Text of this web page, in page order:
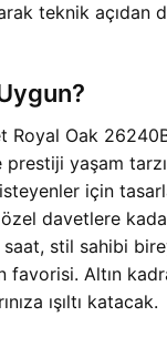
teknik açıdan
Royal Oak
yaşam
için
özel davetlere
stil sahibi
favorisi. Altın
ışıltı katacak.